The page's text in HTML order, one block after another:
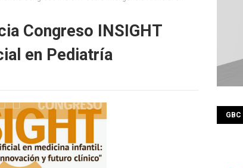
Congreso INSIGHT
en Pediatría
GBC